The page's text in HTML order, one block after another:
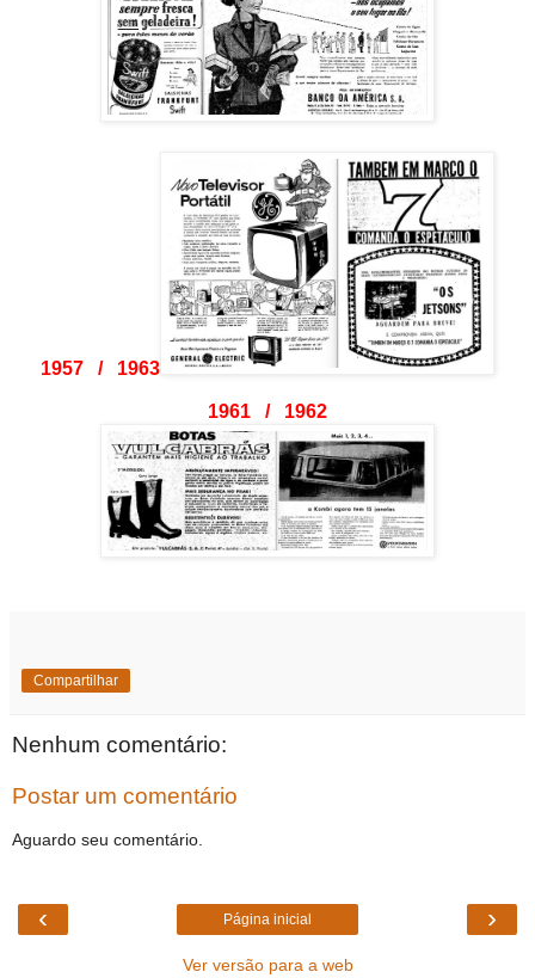
1957 / 1963
1961 / 1962
Compartilhar
Nenhum comentário:
Postar um comentário
Aguardo seu comentário.
‹ ›
Página inicial
Ver versão para a web